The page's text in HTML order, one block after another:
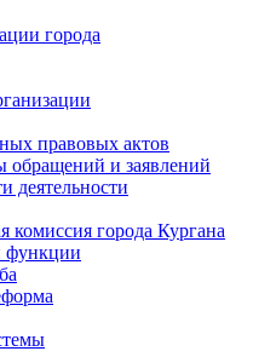
города
правовых актов
обращений и заявлений
деятельности
комиссия города Кургана
функции